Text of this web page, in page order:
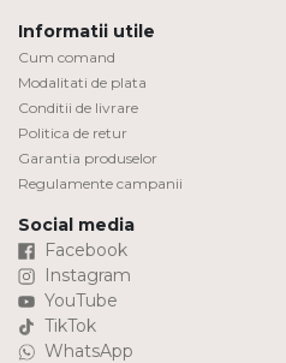
Informatii utile
Cum comand
Modalitati de plata
Conditii de livrare
Politica de retur
Garantia produselor
Regulamente campanii
Social media
Facebook
Instagram
YouTube
TikTok
WhatsApp